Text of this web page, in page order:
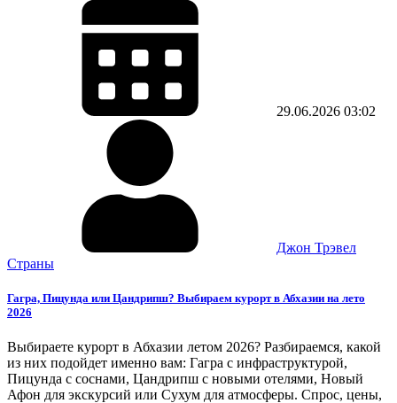
29.06.2026 03:02
Джон Трэвел
Страны
Гагра, Пицунда или Цандрипш? Выбираем курорт в Абхазии на лето
2026
Выбираете курорт в Абхазии летом 2026? Разбираемся, какой
из них подойдет именно вам: Гагра с инфраструктурой,
Пицунда с соснами, Цандрипш с новыми отелями, Новый
Афон для экскурсий или Сухум для атмосферы. Спрос, цены,